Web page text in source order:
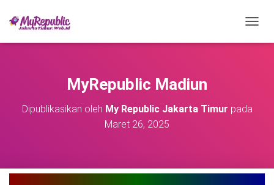
O
A
S
MyRepublic Madiun
Dipublikasikan oleh My Republic Jakarta Timur pada
Maret 26, 2025